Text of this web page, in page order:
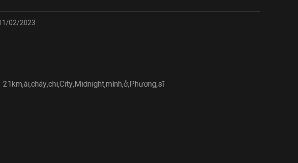
02/2023
21km,ái,cháy,chi,City,Midnight,mình,ở,Phương,sĩ